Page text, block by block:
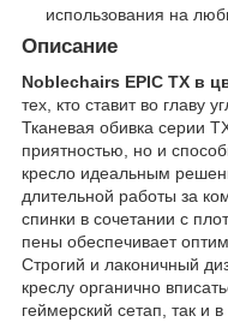
использования на
Описание
Noblechairs EPIC TX в
тех, кто ставит во главу
Тканевая обивка серии
приятностью, но и
кресло идеальным
длительной работы за
спинки в сочетании с
пены обеспечивает
Строгий и лаконичный
креслу органично
геймерский сетап, так и